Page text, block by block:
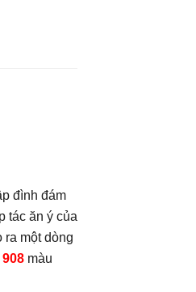
đình đám
tác ăn ý của
ra một dòng
màu